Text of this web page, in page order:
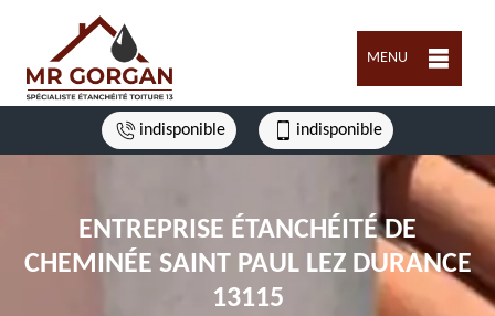
MENU
indisponible indisponible
ENTREPRISE ÉTANCHÉITÉ DE
CHEMINÉE SAINT PAUL LEZ DURANCE
13115